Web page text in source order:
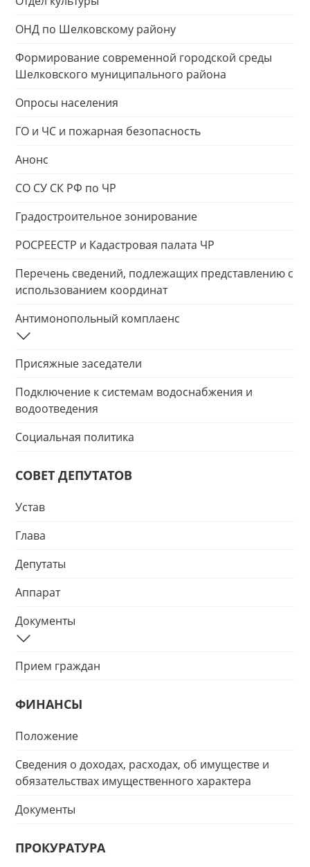
ОНД по Шелковскому району
Формирование современной городской среды
Шелковского муниципального района
Опросы населения
ГО и ЧС и пожарная безопасность
Анонс
СО СУ СК РФ по ЧР
Градостроительное зонирование
РОСРЕЕСТР и Кадастровая палата ЧР
Перечень сведений, подлежащих представлению с
использованием координат
Антимонопольный комплаенс
Присяжные заседатели
Подключение к системам водоснабжения и
водоотведения
Социальная политика
СОВЕТ ДЕПУТАТОВ
Устав
Глава
Депутаты
Аппарат
Документы
Прием граждан
ФИНАНСЫ
Положение
Сведения о доходах, расходах, об имуществе и
обязательствах имущественного характера
Документы
ПРОКУРАТУРА